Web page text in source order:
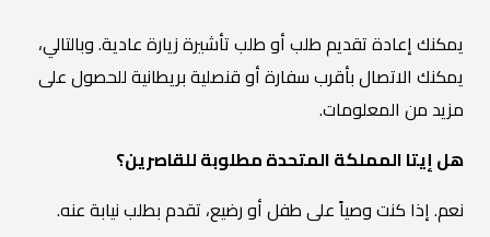
يمكنك إعادة تقديم طلب أو طلب تأشيرة زيارة عادية. وبالتالي،
يمكنك الاتصال بأقرب سفارة أو قنصلية بريطانية للحصول على
مزيد من المعلومات.
هل إيتا المملكة المتحدة مطلوبة للقاصرين؟
نعم. إذا كنت وصياً على طفل أو رضيع، تقدم بطلب نيابة عنه.